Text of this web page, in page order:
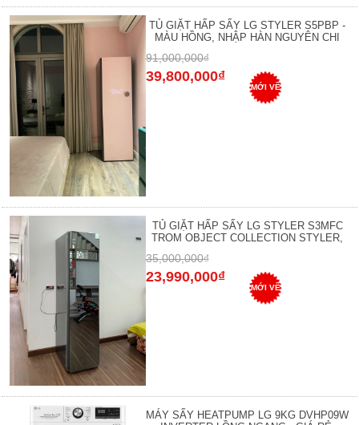
TỦ GIẶT HẤP SẤY LG STYLER S5PBP -
MÀU HỒNG, NHẬP HÀN NGUYÊN CHI
91,000,000₫
39,800,000₫
MỚI VỀ
TỦ GIẶT HẤP SẤY LG STYLER S3MFC
TROM OBJECT COLLECTION STYLER,
35,000,000₫
23,990,000₫
MỚI VỀ
MÁY SẤY HEATPUMP LG 9KG DVHP09W